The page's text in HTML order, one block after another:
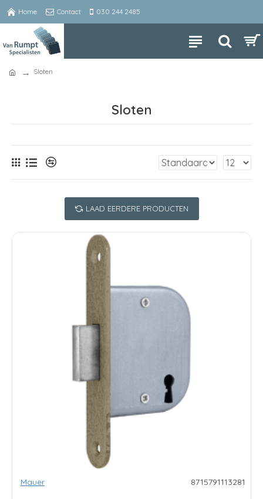
Home Contact 030 244 2485
Sloten
Sloten
LAAD EERDERE PRODUCTEN
Mauer 8715791113281